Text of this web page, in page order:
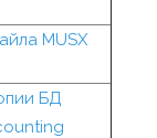
MUSX
БД